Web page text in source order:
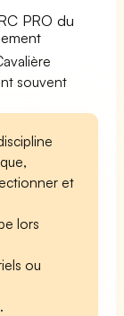
PRO du
souvent
et
lors
ou